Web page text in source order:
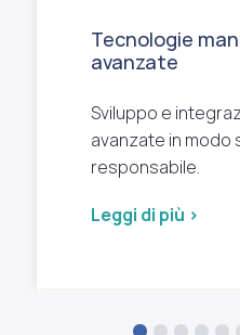
Tecnologie
avanzate
Sviluppo e
avanzate in modo
responsabile.
Leggi di più >